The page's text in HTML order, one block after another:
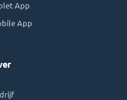
App
App